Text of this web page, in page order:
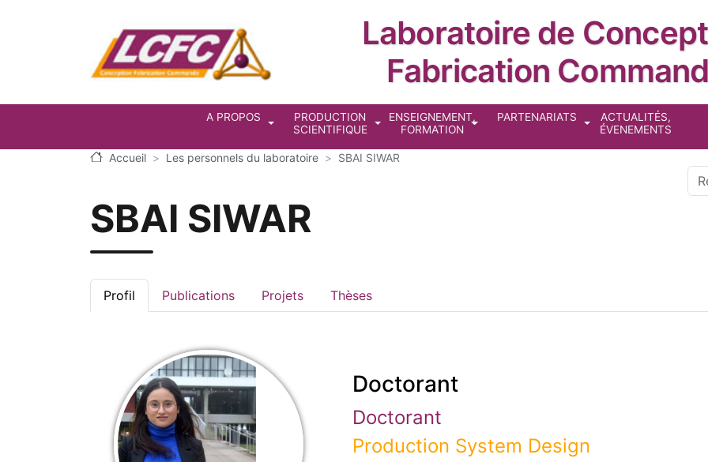
Laboratoire de
Fabrication
Navigation principale
A PROPOS
PRODUCTION
SCIENTIFIQUE
ENSEIGNEMENT,
FORMATION
PARTENARIATS
ACTUALITÉS,
ÉVENEMENTS
Accueil Les personnels du laboratoire SBAI SIWAR
SBAI SIWAR
Profil Publications Projets Thèses
Doctorant
Doctorant
Production System Design